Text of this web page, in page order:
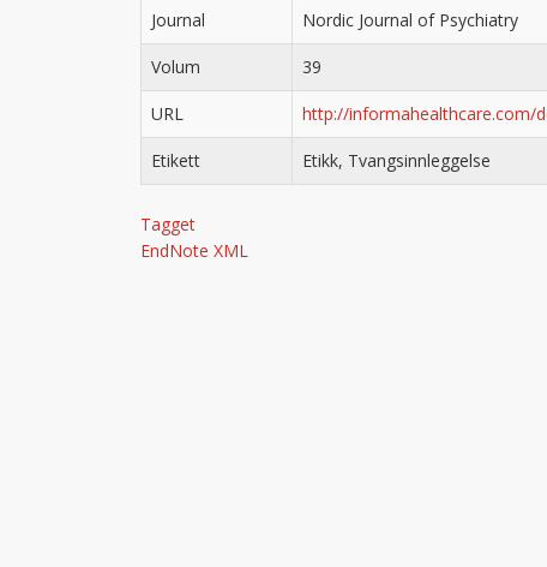
Journal Nordic Journal of Psychiatry
Volum 39
URL http://informahealthcare.com/
Etikett Etikk, Tvangsinnleggelse
Tagget
EndNote XML